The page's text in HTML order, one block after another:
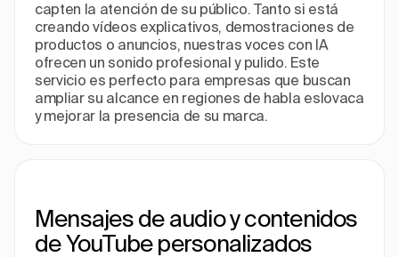
capten la atención de su público. Tanto si está
creando vídeos explicativos, demostraciones de
productos o anuncios, nuestras voces con IA
ofrecen un sonido profesional y pulido. Este
servicio es perfecto para empresas que buscan
ampliar su alcance en regiones de habla eslovaca
y mejorar la presencia de su marca.
Mensajes de audio y contenidos
de YouTube personalizados